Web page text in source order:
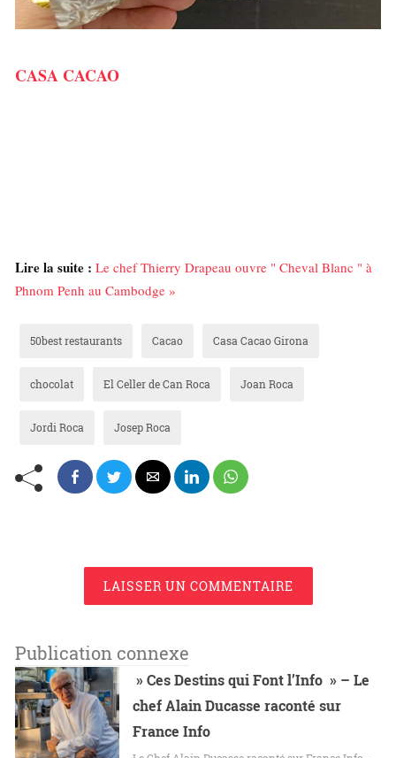
CASA CACAO
Lire la suite : Le chef Thierry Drapeau ouvre " Cheval Blanc " à
Phnom Penh au Cambodge »
50best restaurants Cacao Casa Cacao Girona
chocolat El Celler de Can Roca Joan Roca
Jordi Roca Josep Roca
LAISSER UN COMMENTAIRE
Publication connexe
» Ces Destins qui Font l’Info » – Le
chef Alain Ducasse raconté sur
France Info